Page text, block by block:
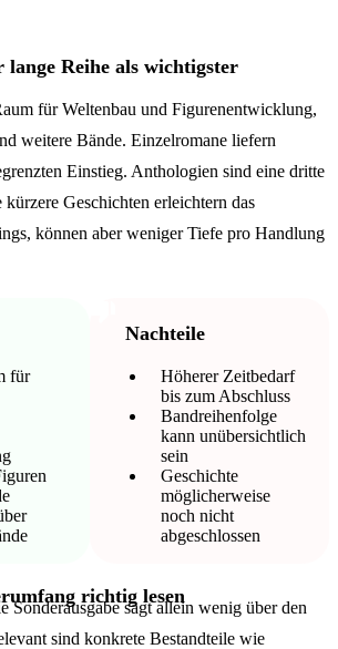
lange Reihe als wichtigster
für Weltenbau und Figurenentwicklung,
weitere Bände. Einzelromane liefern
Einstieg. Anthologien sind eine dritte
Geschichten erleichtern das
können aber weniger Tiefe pro Handlung
für
Nachteile
Höherer Zeitbedarf
bis zum Abschluss
Bandreihenfolge
kann unübersichtlich
sein
Geschichte
möglicherweise
noch nicht
abgeschlossen
richtig lesen
Sonderausgabe sagt allein wenig über den
sind konkrete Bestandteile wie